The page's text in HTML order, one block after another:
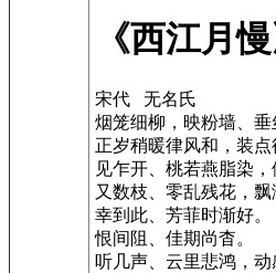
《西江月
宋代 无名氏
烟笼细柳，映粉墙、垂
正岁稍暖律风和，装点
见乍开、桃若燕脂染，
又数枝、零乱残花，飘
幸到此、芳菲时渐好。
恨间阻、佳期尚杳。
听几声、云里悲鸿，动